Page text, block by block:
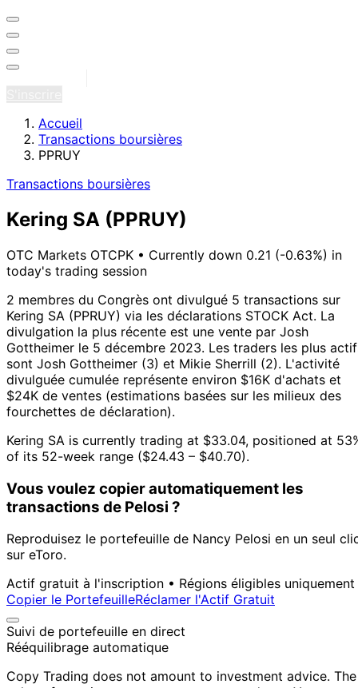
Accueil
Transactions boursières
PPRUY
Transactions boursières
Kering SA (PPRUY)
OTC Markets OTCPK • Currently down 0.21 (-0.63%) in
today's trading session
2 membres du Congrès ont divulgué 5 transactions sur
Kering SA (PPRUY) via les déclarations STOCK Act. La
divulgation la plus récente est une vente par Josh
Gottheimer le 5 décembre 2023. Les traders les plus
sont Josh Gottheimer (3) et Mikie Sherrill (2). L'activité
divulguée cumulée représente environ $16K d'achats et
$24K de ventes (estimations basées sur les milieux des
fourchettes de déclaration).
Kering SA is currently trading at $33.04, positioned at
of its 52-week range ($24.43 – $40.70).
Vous voulez copier automatiquement les
transactions de Pelosi ?
Reproduisez le portefeuille de Nancy Pelosi en un seul
sur eToro.
Actif gratuit à l'inscription • Régions éligibles uniquement
Copier le PortefeuilleRéclamer l'Actif Gratuit
Suivi de portefeuille en direct
Rééquilibrage automatique
Copy Trading does not amount to investment advice. The